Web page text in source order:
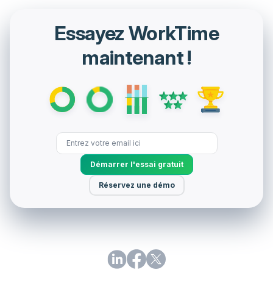
Essayez WorkTime
maintenant !
Démarrer l'essai gratuit
Réservez une démo